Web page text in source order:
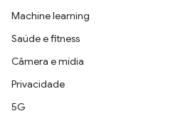
Machine learning
Saúde e fitness
Câmera e mídia
Privacidade
5G